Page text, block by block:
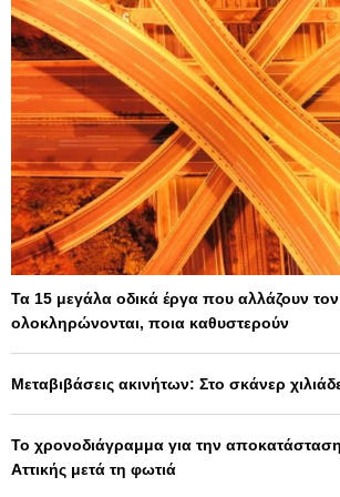
Τα 15 μεγάλα οδικά έργα που αλλάζουν
ολοκληρώνονται, ποια καθυστερούν
Μεταβιβάσεις ακινήτων: Στο σκάνερ
Το χρονοδιάγραμμα για την αποκατάσταση
Αττικής μετά τη φωτιά